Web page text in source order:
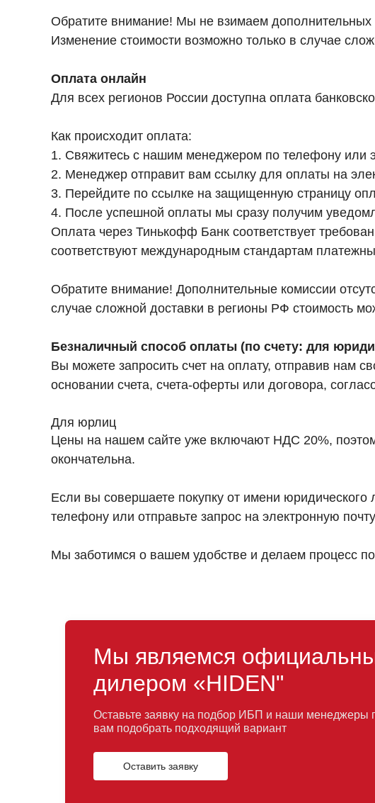
Обратите внимание! Мы не взимаем дополнительных
Изменение стоимости возможно только в случае
Оплата онлайн
Для всех регионов России доступна оплата
Как происходит оплата:
1. Свяжитесь с нашим менеджером по телефону или
2. Менеджер отправит вам ссылку для оплаты на
3. Перейдите по ссылке на защищенную страницу
4. После успешной оплаты мы сразу получим
Оплата через Тинькофф Банк соответствует
соответствуют международным стандартам
Обратите внимание! Дополнительные комиссии
случае сложной доставки в регионы РФ стоимость
Безналичный способ оплаты (по счету: для
Вы можете запросить счет на оплату, отправив нам
основании счета, счета-оферты или договора,
Для юрлиц
Цены на нашем сайте уже включают НДС 20%,
окончательна.
Если вы совершаете покупку от имени
телефону или отправьте запрос на электронную
Мы заботимся о вашем удобстве и делаем процесс
Мы являемся
дилером «HIDEN"
Оставьте заявку на подбор ИБП и наши менеджеры
вам подобрать подходящий вариант
Оставить заявку